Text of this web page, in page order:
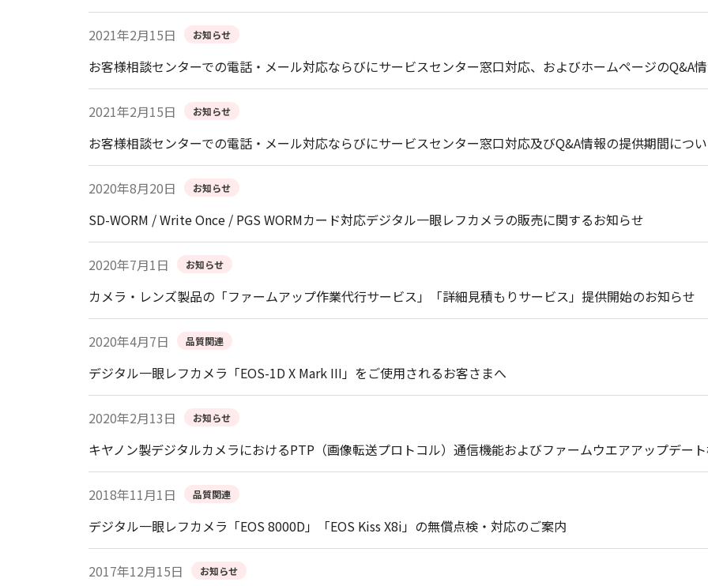
2021年2月15日 お知らせ
お客様相談センターでの電話・メール対応ならびにサービスセンター窓口対応、およびホームページのQ&A
2021年2月15日 お知らせ
お客様相談センターでの電話・メール対応ならびにサービスセンター窓口対応及びQ&A情報の提供期間につ
2020年8月20日 お知らせ
SD-WORM / Write Once / PGS WORMカード対応デジタル一眼レフカメラの販売に関するお知らせ
2020年7月1日 お知らせ
カメラ・レンズ製品の「ファームアップ作業代行サービス」「詳細見積もりサービス」提供開始のお知らせ
2020年4月7日 品質関連
デジタル一眼レフカメラ「EOS-1D X Mark III」をご使用されるお客さまへ
2020年2月13日 お知らせ
キヤノン製デジタルカメラにおけるPTP（画像転送プロトコル）通信機能およびファームウエアアップデー
2018年11月1日 品質関連
デジタル一眼レフカメラ「EOS 8000D」「EOS Kiss X8i」の無償点検・対応のご案内
2017年12月15日 お知らせ